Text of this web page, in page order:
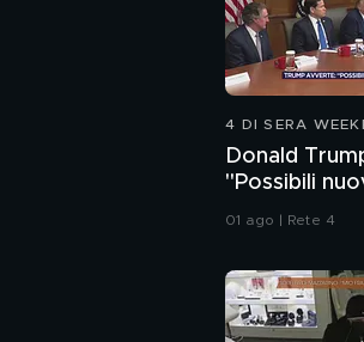
4 DI SERA
Donald
"Possibili
all'Iran"
01 ago | Rete 4